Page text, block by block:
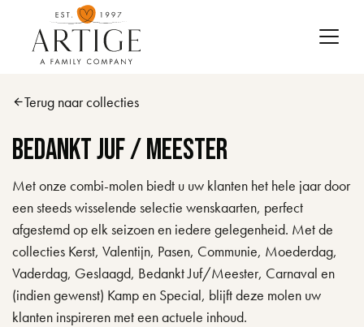
Skip to main content
arrow_backTerug naar collecties
Bedankt Juf / Meester
Met onze combi-molen biedt u uw klanten het hele jaar door
een steeds wisselende selectie wenskaarten, perfect
afgestemd op elk seizoen en iedere gelegenheid. Met de
collecties Kerst, Valentijn, Pasen, Communie, Moederdag,
Vaderdag, Geslaagd, Bedankt Juf/Meester, Carnaval en
(indien gewenst) Kamp en Special, blijft deze molen uw
klanten inspireren met een actuele inhoud.